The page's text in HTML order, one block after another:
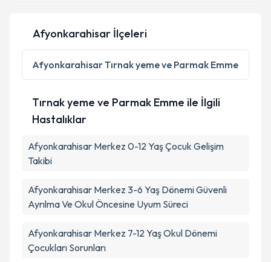
Afyonkarahisar İlçeleri
AfyonkarahisarTırnak yeme ve Parmak Emme
Tırnak yeme ve Parmak Emme ile İlgili
Hastalıklar
Afyonkarahisar Merkez 0-12 Yaş Çocuk Gelişim
Takibi
Afyonkarahisar Merkez 3-6 Yaş Dönemi Güvenli
Ayrılma Ve Okul Öncesine Uyum Süreci
Afyonkarahisar Merkez 7-12 Yaş Okul Dönemi
Çocukları Sorunları